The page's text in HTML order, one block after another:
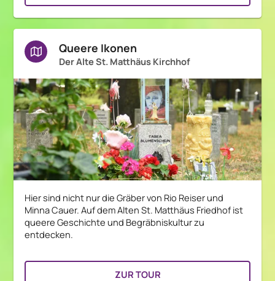
Queere Ikonen
Der Alte St. Matthäus Kirchhof
Hier sind nicht nur die Gräber von Rio Reiser und
Minna Cauer. Auf dem Alten St. Matthäus Friedhof ist
queere Geschichte und Begräbniskultur zu
entdecken.
ZUR TOUR